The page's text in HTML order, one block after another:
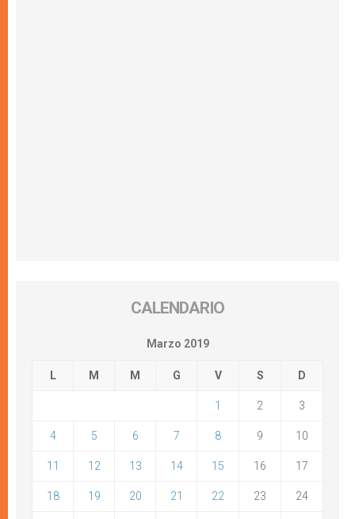
CALENDARIO
Marzo 2019
L M M G V S D
1 2 3
4 5 6 7 8 9 10
11 12 13 14 15 16 17
18 19 20 21 22 23 24